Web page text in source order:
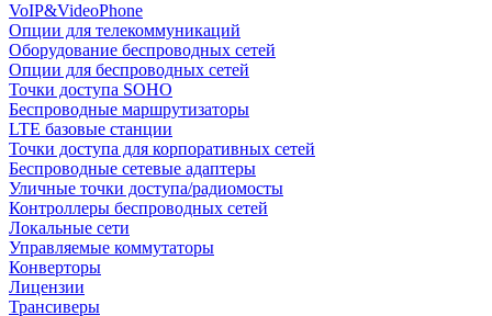
VoIP&VideoPhone
Опции для телекоммуникаций
Оборудование беспроводных сетей
Опции для беспроводных сетей
Точки доступа SOHO
Беспроводные маршрутизаторы
LTE базовые станции
Точки доступа для корпоративных сетей
Беспроводные сетевые адаптеры
Уличные точки доступа/радиомосты
Контроллеры беспроводных сетей
Локальные сети
Управляемые коммутаторы
Конверторы
Лицензии
Трансиверы